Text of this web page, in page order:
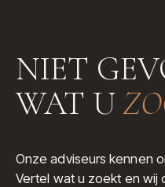
NIET
WAT U
Onze adviseurs kennen
Vertel wat u zoekt en wij